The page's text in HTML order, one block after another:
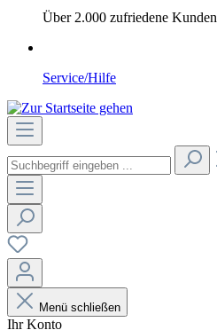
Über 2.000 zufriedene Kunden
Service/Hilfe
Menü schließen
Ihr Konto